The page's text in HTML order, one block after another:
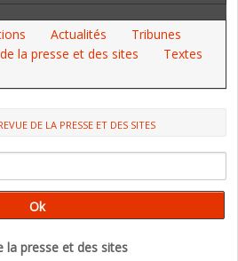
Actualités
Tribunes
la presse et des sites
Textes
DE LA PRESSE ET DES SITES
la presse et des sites